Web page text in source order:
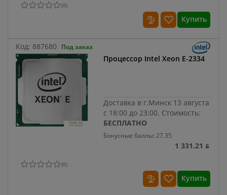
(0)
Купить
Код: 887680 Под заказ
Процессор Intel Xeon E-2334
Доставка в г.Минск 13 августа
с 18:00 до 23:00. Стоимость:
БЕСПЛАТНО
Бонусные баллы: 27.35
1 331.21 ƃ
(0)
Купить